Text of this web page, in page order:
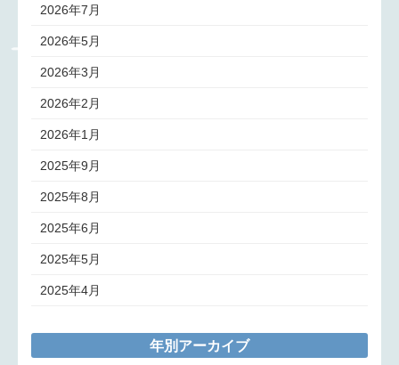
2026年7月
2026年5月
2026年3月
2026年2月
2026年1月
2025年9月
2025年8月
2025年6月
2025年5月
2025年4月
年別アーカイブ